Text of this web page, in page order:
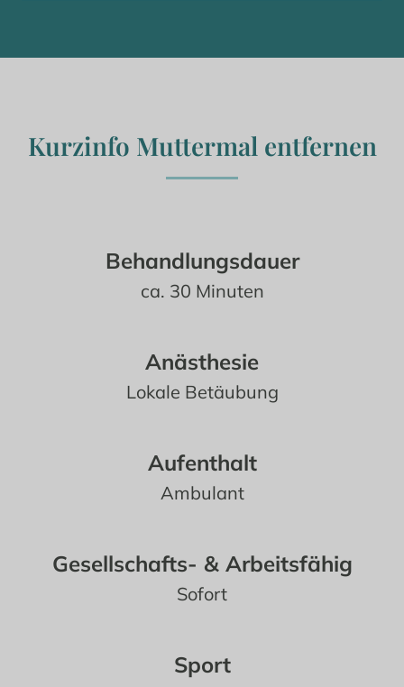
Kurzinfo Muttermal entfernen
Behandlungsdauer
ca. 30 Minuten
Anästhesie
Lokale Betäubung
Aufenthalt
Ambulant
Gesellschafts- & Arbeitsfähig
Sofort
Sport